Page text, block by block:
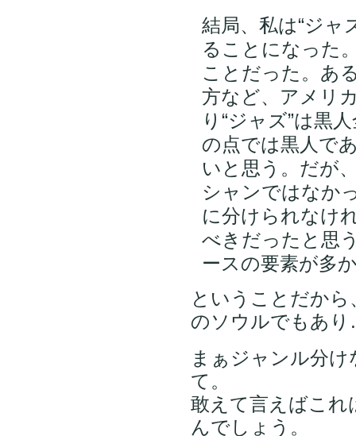
結局、私は“ジャ
ることになった
ことだった。あ
方など、アメリ
り“ジャズ”は黒
の点では黒人で
いと思う。だが
シャンではなか
に分けられなけ
べきだったと思
ースの要素が多
ということだか
のソウルでもあ
まぁジャンル分
て。
敢えて言えばこれ
んでしょう。